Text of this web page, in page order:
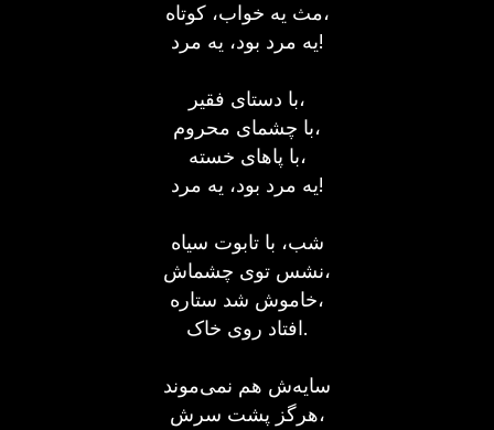
مث يه خواب، کوتاه،
یه مرد بود، یه مرد!
با دستای فقیر،
با چشمای محروم،
با پاهای خسته،
یه مرد بود، یه مرد!
شب، با تابوت سياه
نشس توی چشماش،
خاموش شد ستاره،
افتاد روی خاک.
سايه‌ش هم نمی‌موند
هرگز پشت سرش،